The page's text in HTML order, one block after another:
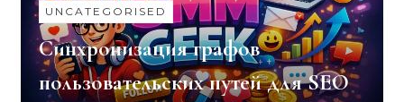
UNCATEGORISED
Синхронизация графов
пользовательских путей для SEO